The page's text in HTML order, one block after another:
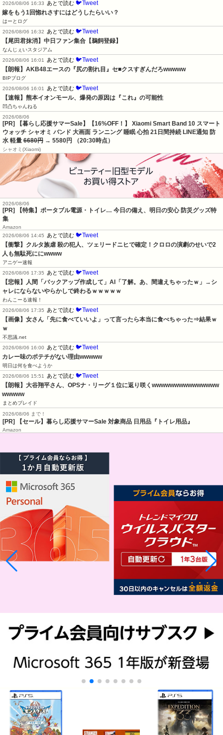
2026/08/06 16:33
あとで読む 🐦Tweet
嫁をもう1回惚れさすにはどうしたらいい？
はーとログ
2026/08/06 16:32
あとで読む 🐦Tweet
【尾田君抹消】中日ファン集合【鵜飼登録】
なんじぇいスタジアム
2026/08/06 16:01
あとで読む 🐦Tweet
【朗報】AKB48エースの『尻の割れ目』セ■クスすぎんだろwwwww
BIPブログ
2026/08/06 16:01
あとで読む 🐦Tweet
【速報】熊本イオンモール、爆発の原因は『これ』の可能性
凹凸ちゃんねる
2026/08/06
[PR] 【暮らし応援サマーSale】【16%OFF！】 Xiaomi Smart Band 10 スマート
ウォッチ シャオミ バンド 大画面 ランニング 睡眠 心拍 21日間持続 LINE通知 防
水 軽量 6680円 → 5580円 （20:30時点）
シャオミ(Xiaomi)
2026/08/06
[PR] 【特集】ポータブル電源・トイレ… 今日の備え、明日の安心 防災グッズ特
集
Amazon
2026/08/06 14:45
あとで読む 🐦Tweet
【衝撃】クルタ族虐 殺の犯人、ツェリードニヒで確定！クロロの演劇のせいで2
人も無駄死ににwwww
アニゲー速報
2026/08/06 17:35
あとで読む 🐦Tweet
【悲報】人間「バックアップ作成して」AI「了解。あ、間違えちゃったｗ」→シ
ャレにならないやらかしで終わるｗｗｗｗｗ
わんこーる速報！
2026/08/06 17:35
あとで読む 🐦Tweet
【画像】女さん「先に食べていいよ」って言ったら本当に食べちゃった⇒結果ｗ
ｗ
不思議.net
2026/08/06 16:00
あとで読む 🐦Tweet
カレー味のポテチがない理由wwwww
明日は何を食べようか
2026/08/06 15:51
あとで読む 🐦Tweet
【朗報】大谷翔平さん、OPSナ・リーグ１位に返り咲くwwwwwwwwwwwwwww
wwwww
まとめブレイド
2026/08/06 まで！
[PR] 【セール】暮らし応援サマーSale 対象商品 日用品『トイレ用品』
Amazon